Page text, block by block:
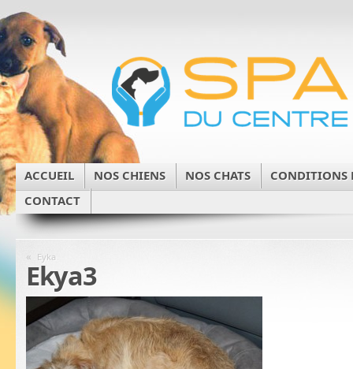
ACCUEIL NOS CHIENS NOS CHATS
CONDITIONS
CONTACT
« Eyka
Ekya3